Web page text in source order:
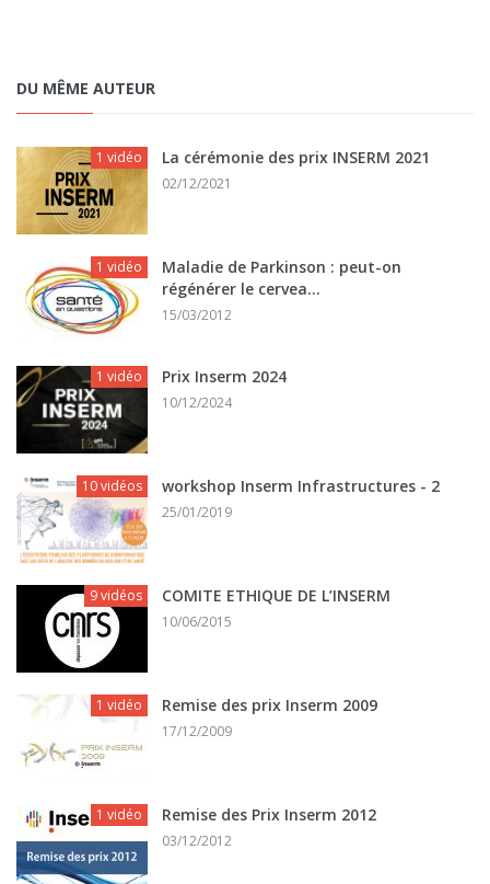
DU MÊME AUTEUR
1 vidéo La cérémonie des prix INSERM 2021
02/12/2021
1 vidéo
Maladie de Parkinson : peut-on
régénérer le cervea...
15/03/2012
1 vidéo Prix Inserm 2024
10/12/2024
10 vidéos workshop Inserm Infrastructures - 2
25/01/2019
9 vidéos COMITE ETHIQUE DE L’INSERM
10/06/2015
1 vidéo Remise des prix Inserm 2009
17/12/2009
1 vidéo Remise des Prix Inserm 2012
03/12/2012